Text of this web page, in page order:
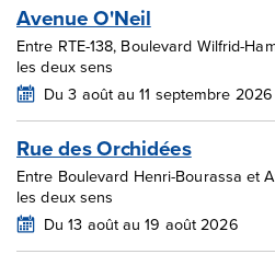
Avenue O'Neil
Entre RTE-138, Boulevard Wilfrid-
les deux sens
Du 3 août au 11 septembre 2026
Rue des Orchidées
Entre Boulevard Henri-Bourassa et
les deux sens
Du 13 août au 19 août 2026